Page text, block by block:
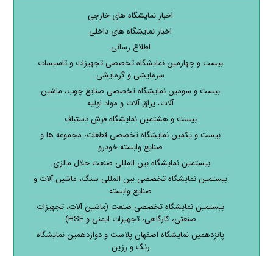
اخبار نمایشگاه های خارجی
اخبار نمایشگاه های داخلی
اطلاع رسانی
بیست و چهارمین نمایشگاه تخصصی تجهیزات و تاسیسات
سرمایشی و گرمایشی
بیست و سومین نمایشگاه تخصصی صنایع چوب، ماشین
آلات، یراق آلات و مواد اولیه
بیست و هشتمین نمایشگاه فرش دستباف
بیست و یکمین نمایشگاه تخصصی قطعات، مجموعه ها و
صنایع وابسته خودرو
بیستمین نمایشگاه بین المللی صنعت حلال مالزی.
بیستمین نمایشگاه تخصصی بین المللی سنگ، ماشین آلات و
صنایع وابسته
بیستمین نمایشگاه تخصصی صنعت (ماشین آلات، تجهیزات
صنعتی، کارگاهی، تجهیزات ایمنی و HSE)
پانزدهمین نمایشگاه اصفهان پلاست و دوازدهمین نمایشگاه
رنگ و رزین